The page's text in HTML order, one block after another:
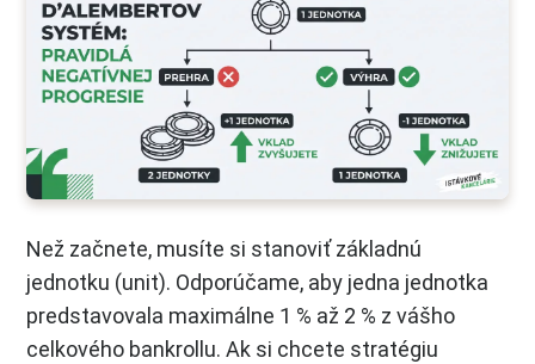
Než začnete, musíte si stanoviť základnú
jednotku (unit). Odporúčame, aby jedna jednotka
predstavovala maximálne 1 % až 2 % z vášho
celkového bankrollu. Ak si chcete stratégiu